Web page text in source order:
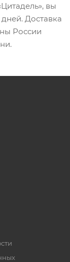
вы
Доставка
России